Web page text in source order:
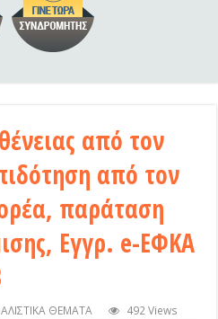
από τον
από τον
παράταση
Εγγρ. e-ΕΦΚΑ
ΘΕΜΑΤΑ 492 Views